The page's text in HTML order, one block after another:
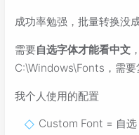
成功率勉强，批量转换没
需要自选字体才能看中文
C:\Windows\Fonts，需要
我个人使用的配置
Custom Font = 自选